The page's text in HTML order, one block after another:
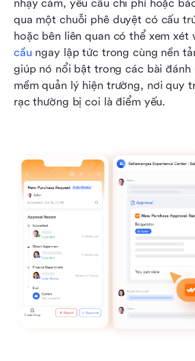
nhạy cảm, yêu cầu chi phí hoặc
qua một chuỗi phê duyệt có cấu
hoặc bên liên quan có thể xem xét
cầu ngay lập tức trong cùng nền
giúp nó nổi bật trong các bài đánh
mềm quản lý hiện trường, nơi quy
rạc thường bị coi là điểm yếu.